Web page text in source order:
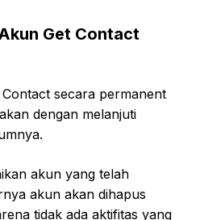
Get Contact
secara permanent
dengan melanjuti
akun yang telah
akun akan dihapus
tidak ada aktifitas yang